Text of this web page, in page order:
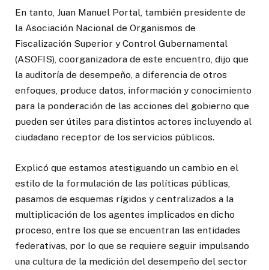
En tanto, Juan Manuel Portal, también presidente de
la Asociación Nacional de Organismos de
Fiscalización Superior y Control Gubernamental
(ASOFIS), coorganizadora de este encuentro, dijo que
la auditoría de desempeño, a diferencia de otros
enfoques, produce datos, información y conocimiento
para la ponderación de las acciones del gobierno que
pueden ser útiles para distintos actores incluyendo al
ciudadano receptor de los servicios públicos.
Explicó que estamos atestiguando un cambio en el
estilo de la formulación de las políticas públicas,
pasamos de esquemas rígidos y centralizados a la
multiplicación de los agentes implicados en dicho
proceso, entre los que se encuentran las entidades
federativas, por lo que se requiere seguir impulsando
una cultura de la medición del desempeño del sector